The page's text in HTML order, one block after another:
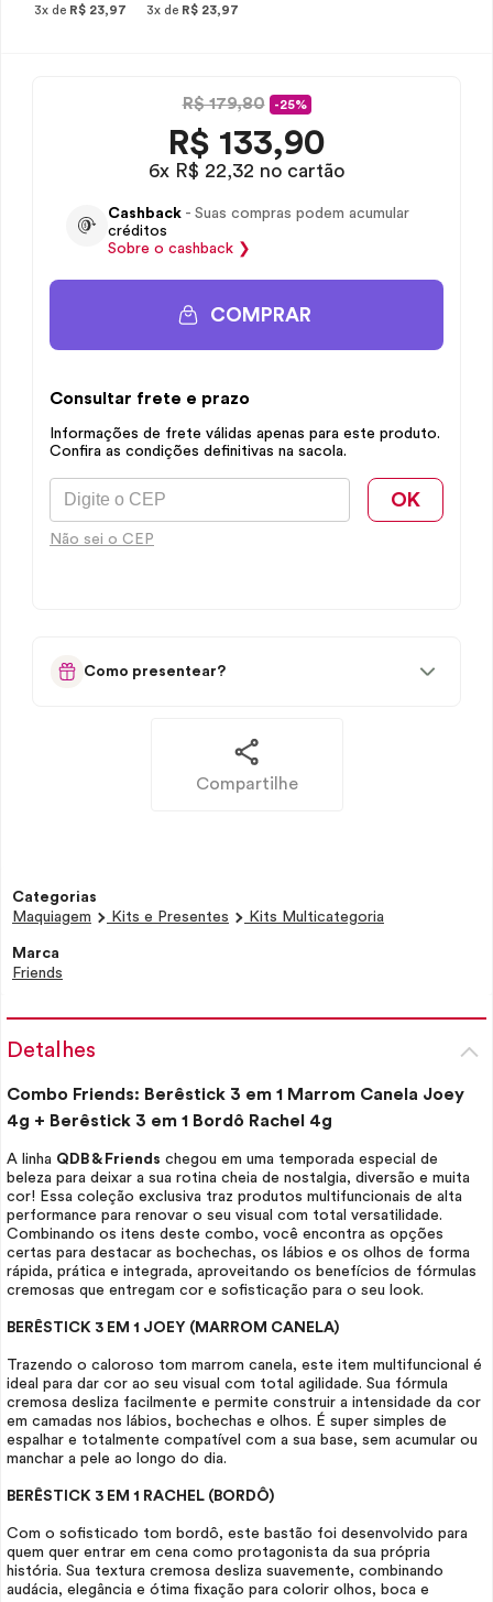
3x de R$ 23,97 3x de R$ 23,97
R$ 179,80 -25%
R$ 133,90
6x R$ 22,32 no cartão
Cashback - Suas compras podem acumular
créditos
Sobre o cashback ❯
COMPRAR
Consultar frete e prazo
Informações de frete válidas apenas para este produto.
Confira as condições definitivas na sacola.
OK
Não sei o CEP
Como presentear?
Compartilhe
Categorias
Maquiagem
Kits e Presentes Kits Multicategoria
Marca
Friends
Detalhes
Combo Friends: Berêstick 3 em 1 Marrom Canela Joey
4g + Berêstick 3 em 1 Bordô Rachel 4g
A linha QDB & Friends chegou em uma temporada especial de
beleza para deixar a sua rotina cheia de nostalgia, diversão e muita
cor! Essa coleção exclusiva traz produtos multifuncionais de alta
performance para renovar o seu visual com total versatilidade.
Combinando os itens deste combo, você encontra as opções
certas para destacar as bochechas, os lábios e os olhos de forma
rápida, prática e integrada, aproveitando os benefícios de fórmulas
cremosas que entregam cor e sofisticação para o seu look.
BERÊSTICK 3 EM 1 JOEY (MARROM CANELA)
Trazendo o caloroso tom marrom canela, este item multifuncional é
ideal para dar cor ao seu visual com total agilidade. Sua fórmula
cremosa desliza facilmente e permite construir a intensidade da cor
em camadas nos lábios, bochechas e olhos. É super simples de
espalhar e totalmente compatível com a sua base, sem acumular ou
manchar a pele ao longo do dia.
BERÊSTICK 3 EM 1 RACHEL (BORDÔ)
Com o sofisticado tom bordô, este bastão foi desenvolvido para
quem quer entrar em cena como protagonista da sua própria
história. Sua textura cremosa desliza suavemente, combinando
audácia, elegância e ótima fixação para colorir olhos, boca e